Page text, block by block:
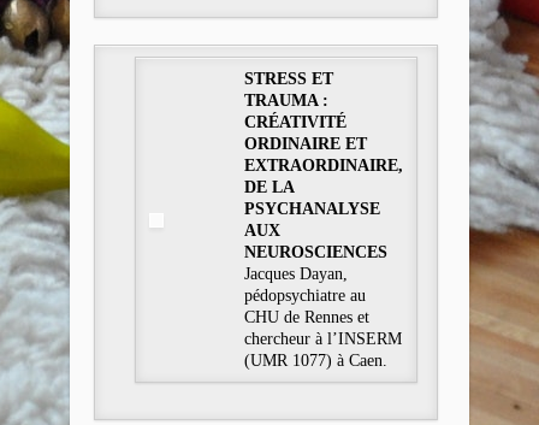
STRESS ET
TRAUMA :
CRÉATIVITÉ
ORDINAIRE ET
EXTRAORDINAIRE,
DE LA
PSYCHANALYSE
AUX
NEUROSCIENCES
Jacques Dayan,
pédopsychiatre au
CHU de Rennes et
chercheur à l’INSERM
(UMR 1077) à Caen.